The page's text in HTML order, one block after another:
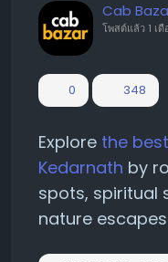
Cab
โพสต์แล้ว 1 เ
0 348
Explore the
Kedarnath by
spots, spiritual
nature